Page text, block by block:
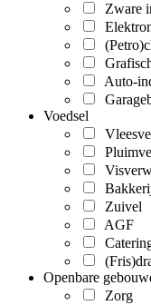
Zware
Auto-
Voedsel
Zuivel
AGF
Openbare
Zorg